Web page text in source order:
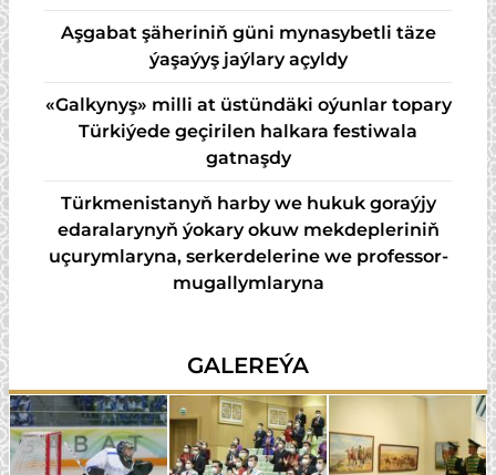
Aşgabat şäheriniň güni mynasybetli täze
ýaşaýyş jaýlary açyldy
«Galkynyş» milli at üstündäki oýunlar topary
Türkiýede geçirilen halkara festiwala
gatnaşdy
Türkmenistanyň harby we hukuk goraýjy
edaralarynyň ýokary okuw mekdepleriniň
uçurymlaryna, serkerdelerine we professor-
mugallymlaryna
GALEREÝA